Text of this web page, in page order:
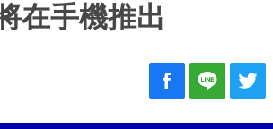
在手機推出